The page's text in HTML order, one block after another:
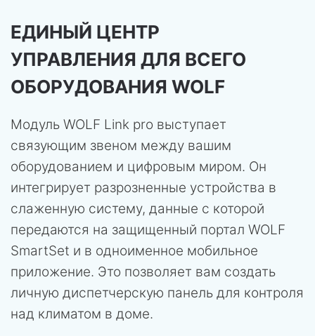
ЕДИНЫЙ ЦЕНТР
УПРАВЛЕНИЯ ДЛЯ ВСЕГО
ОБОРУДОВАНИЯ WOLF
Модуль WOLF Link pro выступает
связующим звеном между вашим
оборудованием и цифровым миром. Он
интегрирует разрозненные устройства в
слаженную систему, данные с которой
передаются на защищенный портал WOLF
SmartSet и в одноименное мобильное
приложение. Это позволяет вам создать
личную диспетчерскую панель для контроля
над климатом в доме.